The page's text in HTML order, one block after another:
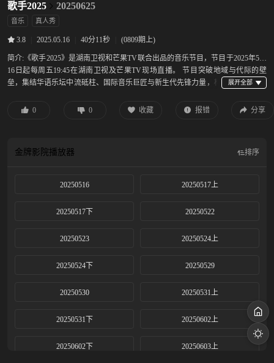
歌手2025 20250625
音乐 真人秀
3.8 2025.05.16 40分11秒 (0809期上)
简介: 《歌手2025》是湖南卫视和芒果TV联合出品的音乐节目，节目于2025年5月
16日起每周五19:45在湖南卫视及芒果TV现场直播。 节目突破地域与代际的壁
垒，集结华语乐坛中流砥柱、国际音乐巨匠与新生代先锋力量，构
地球村”。
0 0 收藏 报错 分享
金牌影院播放器 排序
20250516 20250517上
20250517下 20250522
20250523 20250524上
20250524下 20250529
20250530 20250531上
20250531下 20250602上
20250602下 20250603上